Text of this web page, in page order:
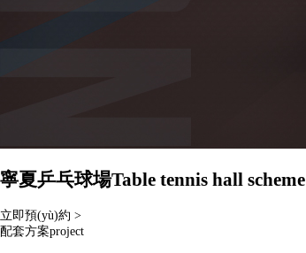
寧夏乒乓球場Table tennis hall scheme
立即預(yù)約 >
配套方案project